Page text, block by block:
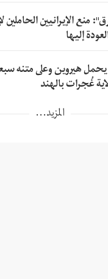
الإيرانيين الحاملين
إليها
هيروين وعلى متنه
غُجرات بالهند
المزيد...